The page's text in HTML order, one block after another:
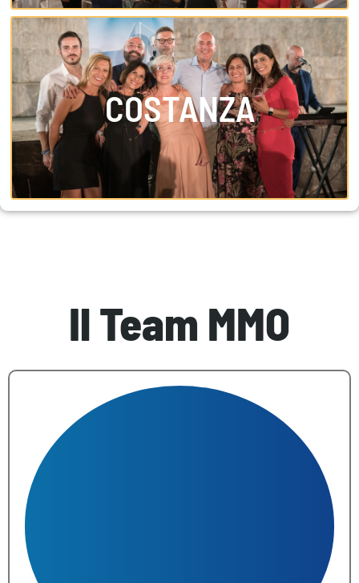
COSTANZA
Il Team MMO